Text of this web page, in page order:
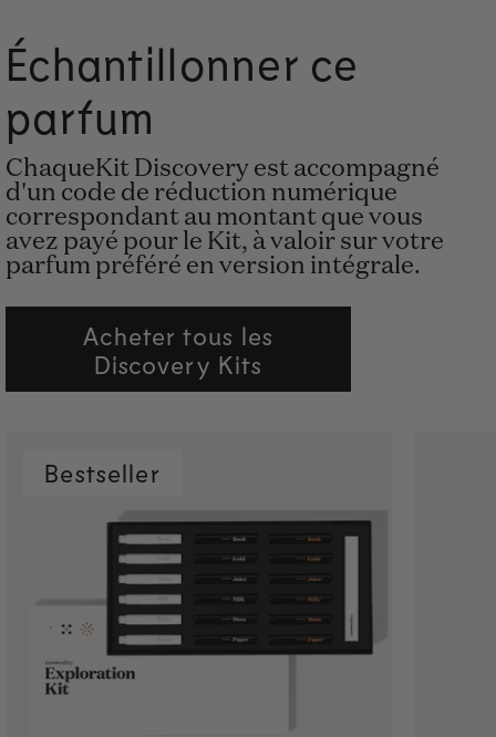
Échantillonner ce
parfum
ChaqueKit Discovery est accompagné
d'un code de réduction numérique
correspondant au montant que vous
avez payé pour le Kit, à valoir sur votre
parfum préféré en version intégrale.
Acheter tous les
Discovery Kits
Bestseller